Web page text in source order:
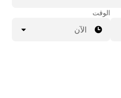
الوقت
الآن